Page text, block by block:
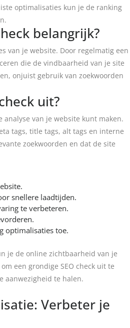
optimalisaties kun je de ranking
belangrijk?
van je website. Door regelmatig een
die de vindbaarheid van je site
onjuist gebruik van zoekwoorden
uit?
van je website kunt maken.
tags, title tags, alt tags en interne
zoekwoorden en dat de site
snellere laadtijden.
te verbeteren.
optimalisaties toe.
je de online zichtbaarheid van je
een grondige SEO check uit te
aanwezigheid te halen.
Verbeter je